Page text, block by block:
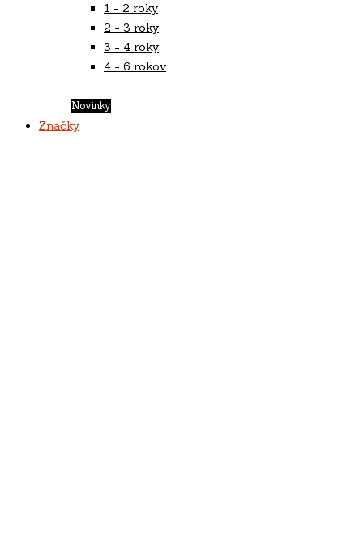
1 - 2 roky
2 - 3 roky
3 - 4 roky
4 - 6 rokov
Novinky​
Značky